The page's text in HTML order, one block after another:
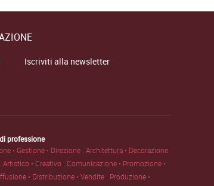
Iscriviti alla newsletter
professione
• Gestione • Direzione . Architettura • Decorazione
Artistico • Creativo . Comunicazione • Promozione •
• Distribuzione • Vendite . Produzione •